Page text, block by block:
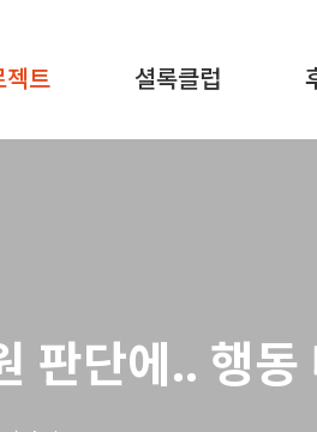
젝트 셜록클럽
판단에.. 행